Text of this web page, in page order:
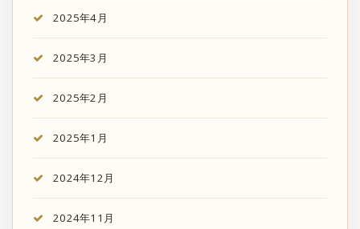
2025年4月
2025年3月
2025年2月
2025年1月
2024年12月
2024年11月